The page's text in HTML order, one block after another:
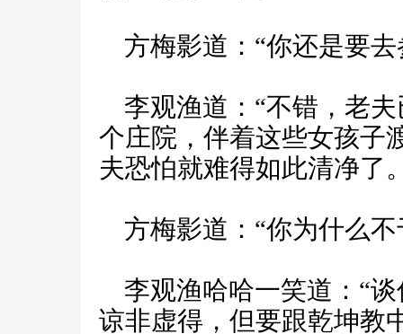
方梅影道：“你还是要去
李观渔道：“不错，老
个庄院，伴着这些女孩子
夫恐怕就难得如此清净了
方梅影道：“你为什么不
李观渔哈哈一笑道：“
谅非虚得，但要跟乾坤教